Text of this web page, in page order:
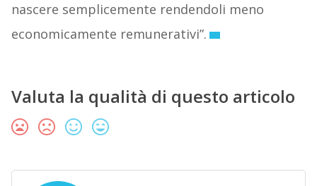
nascere semplicemente rendendoli meno
economicamente remunerativi”.
Valuta la qualità di questo articolo